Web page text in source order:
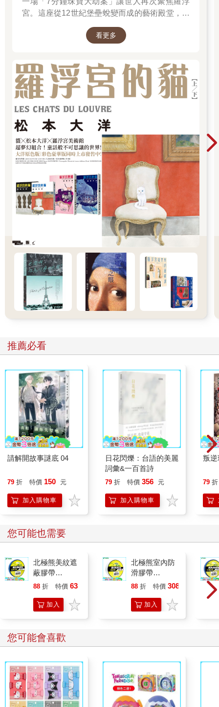
宮。這座從12世紀堡壘蛻變而成的藝術殿堂，收
一起深入探尋羅浮宮八百年的歷史、珍藏的秘密
看更多
推薦必看
請解開故事謎底 04
79 折 特價 150 元
加入購物車
日花閃爍：台語的美麗
詞彙&一百首詩
79 折 特價 356 元
加入購物車
叛逆
79 折
您可能也需要
北極熊美紋遮
蔽膠帶
18mm×30y藍
88 折 特價 63
加入
購物
北極熊室內防
滑膠帶
48mm×5M透
88 折 特價 308
加入
購物
您可能會喜歡